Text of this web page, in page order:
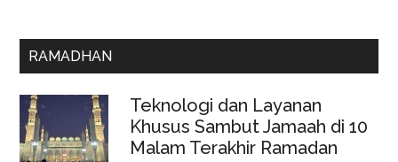
RAMADHAN
Teknologi dan Layanan
Khusus Sambut Jamaah di 10
Malam Terakhir Ramadan